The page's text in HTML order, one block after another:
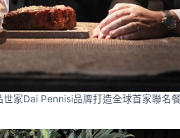
家Dai Pennisi品牌打造全球首家聯名